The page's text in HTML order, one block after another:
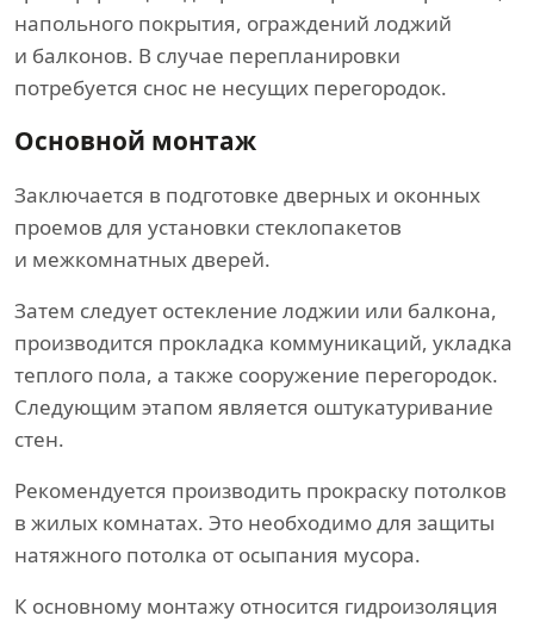
напольного покрытия, ограждений лоджий
и балконов. В случае перепланировки
потребуется снос не несущих перегородок.
Основной монтаж
Заключается в подготовке дверных и оконных
проемов для установки стеклопакетов
и межкомнатных дверей.
Затем следует остекление лоджии или балкона,
производится прокладка коммуникаций, укладка
теплого пола, а также сооружение перегородок.
Следующим этапом является оштукатуривание
стен.
Рекомендуется производить прокраску потолков
в жилых комнатах. Это необходимо для защиты
натяжного потолка от осыпания мусора.
К основному монтажу относится гидроизоляция